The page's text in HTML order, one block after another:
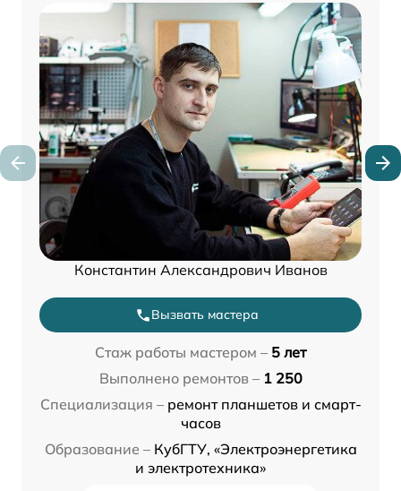
Константин Александрович Иванов
Вызвать мастера
Стаж работы мастером – 5 лет
Выполнено ремонтов – 1 250
Специализация – ремонт планшетов и смарт-
часов
Образование – КубГТУ, «Электроэнергетика
и электротехника»